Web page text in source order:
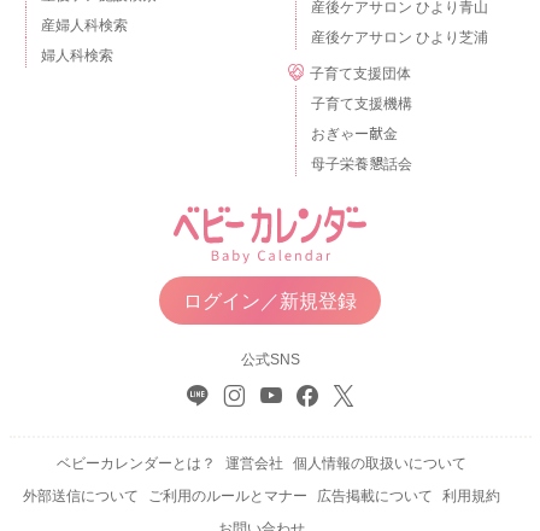
産婦人科検索
婦人科検索
産後ケアサロン ひより青山
産後ケアサロン ひより芝浦
子育て支援団体
子育て支援機構
おぎゃー献金
母子栄養懇話会
ログイン／新規登録
公式SNS
ベビーカレンダーとは？ 運営会社
個人情報の取扱いについて
外部送信について
ご利用のルールとマナー 広告掲載について
利用規約